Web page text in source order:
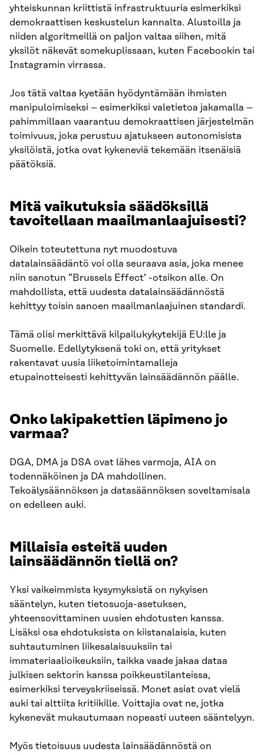
yhteiskunnan kriittistä infrastruktuuria esimerkiksi
demokraattisen keskustelun kannalta. Alustoilla ja
niiden algoritmeillä on paljon valtaa siihen, mitä
yksilöt näkevät somekuplissaan, kuten Facebookin tai
Instagramin virrassa.
Jos tätä valtaa kyetään hyödyntämään ihmisten
manipuloimiseksi – esimerkiksi valetietoa jakamalla –
pahimmillaan vaarantuu demokraattisen järjestelmän
toimivuus, joka perustuu ajatukseen autonomisista
yksilöistä, jotka ovat kykeneviä tekemään itsenäisiä
päätöksiä.
Mitä vaikutuksia säädöksillä
tavoitellaan maailmanlaajuisesti?
Oikein toteutettuna nyt muodostuva
datalainsäädäntö voi olla seuraava asia, joka menee
niin sanotun ”Brussels Effect’ -otsikon alle. On
mahdollista, että uudesta datalainsäädännöstä
kehittyy toisin sanoen maailmanlaajuinen standardi.
Tämä olisi merkittävä kilpailukykytekijä EU:lle ja
Suomelle. Edellytyksenä toki on, että yritykset
rakentavat uusia liiketoimintamalleja
etupainotteisesti kehittyvän lainsäädännön päälle.
Onko lakipakettien läpimeno jo
varmaa?
DGA, DMA ja DSA ovat lähes varmoja, AIA on
todennäköinen ja DA mahdollinen.
Tekoälysäännöksen ja datasäännöksen soveltamisala
on edelleen auki.
Millaisia esteitä uuden
lainsäädännön tiellä on?
Yksi vaikeimmista kysymyksistä on nykyisen
sääntelyn, kuten tietosuoja-asetuksen,
yhteensovittaminen uusien ehdotusten kanssa.
Lisäksi osa ehdotuksista on kiistanalaisia, kuten
suhtautuminen liikesalaisuuksiin tai
immateriaalioikeuksiin, taikka vaade jakaa dataa
julkisen sektorin kanssa poikkeustilanteissa,
esimerkiksi terveyskriiseissä. Monet asiat ovat vielä
auki tai alttiita kritiikille. Voittajia ovat ne, jotka
kykenevät mukautumaan nopeasti uuteen sääntelyyn.
Myös tietoisuus uudesta lainsäädännöstä on